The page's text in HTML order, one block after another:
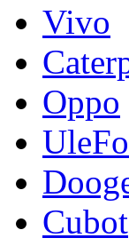
Vivo
Oppo
Cubot